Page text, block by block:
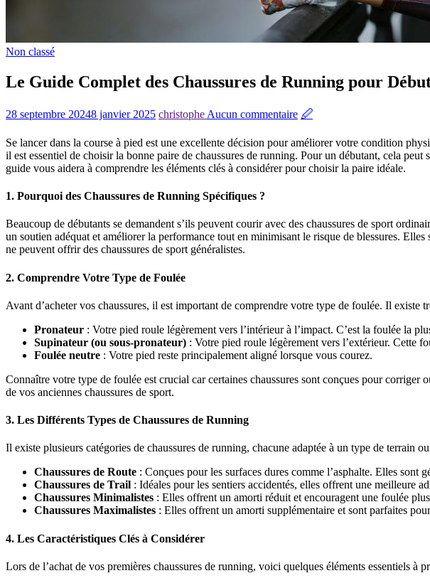
Non classé
Le Guide Complet des Chaussures de Running pour
28 septembre 20248 janvier 2025 christophe Aucun commentaire 🖉
Se lancer dans la course à pied est une excellente décision pour améliorer votre condition
il est essentiel de choisir la bonne paire de chaussures de running. Pour un débutant, cela
guide vous aidera à comprendre les éléments clés à considérer pour choisir la paire idéale.
1. Pourquoi des Chaussures de Running Spécifiques ?
Beaucoup de débutants se demandent s’ils peuvent courir avec des chaussures de sport
un soutien adéquat et améliorer la performance tout en minimisant le risque de blessures.
ne peuvent offrir des chaussures de sport généralistes.
2. Comprendre Votre Type de Foulée
Avant d’acheter vos chaussures, il est important de comprendre votre type de foulée. Il existe
Pronateur : Votre pied roule légèrement vers l’intérieur à l’impact. C’est la foulée la
Supinateur (ou sous-pronateur) : Votre pied roule légèrement vers l’extérieur. Cette
Foulée neutre : Votre pied reste principalement aligné lorsque vous courez.
Connaître votre type de foulée est crucial car certaines chaussures sont conçues pour
de vos anciennes chaussures de sport.
3. Les Différents Types de Chaussures de Running
Il existe plusieurs catégories de chaussures de running, chacune adaptée à un type de terrain
Chaussures de Route : Conçues pour les surfaces dures comme l’asphalte. Elles sont
Chaussures de Trail : Idéales pour les sentiers accidentés, elles offrent une meilleure
Chaussures Minimalistes : Elles offrent un amorti réduit et encouragent une foulée
Chaussures Maximalistes : Elles offrent un amorti supplémentaire et sont parfaites
4. Les Caractéristiques Clés à Considérer
Lors de l’achat de vos premières chaussures de running, voici quelques éléments essentiels à